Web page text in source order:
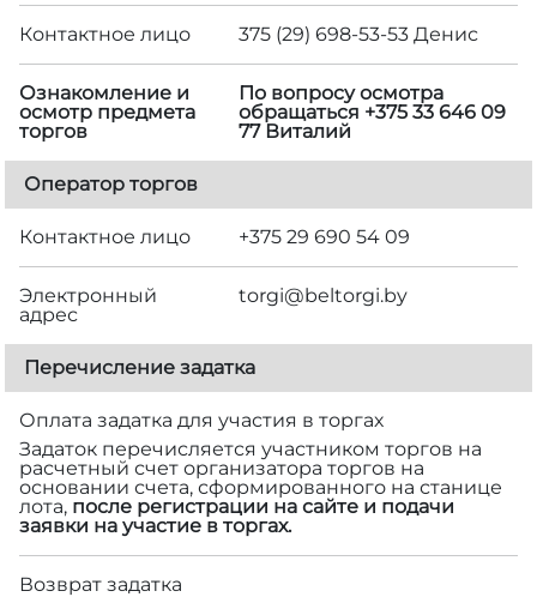
Контактное лицо 375 (29) 698-53-53 Денис
Ознакомление и
осмотр предмета
торгов
По вопросу осмотра
обращаться +375 33 646 09
77 Виталий
Оператор торгов
Контактное лицо +375 29 690 54 09
Электронный
адрес
torgi@beltorgi.by
Перечисление задатка
Оплата задатка для участия в торгах
Задаток перечисляется участником торгов на
расчетный счет организатора торгов на
основании счета, сформированного на станице
лота, после регистрации на сайте и подачи
заявки на участие в торгах.
Возврат задатка